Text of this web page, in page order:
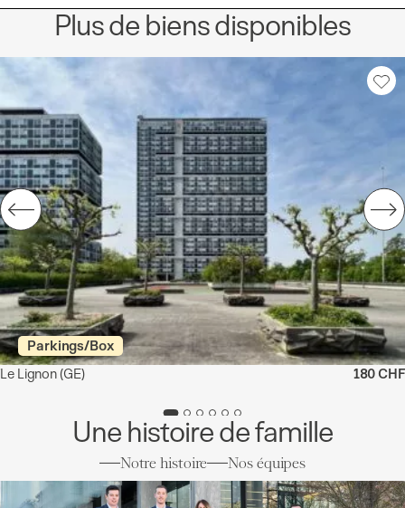
Plus de biens disponibles
Parkings/Box
Le Lignon(GE) 180 CHF
Une histoire de famille
Notre histoire Nos équipes